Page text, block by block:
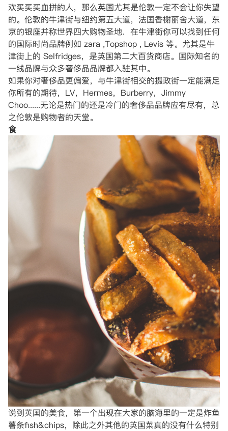
欢买买买血拼的人，那么英国尤其是伦敦一定不会让你失望
的。伦敦的牛津街与纽约第五大道，法国香榭丽舍大道，东
京的银座并称世界四大购物圣地．在牛津街你可以找到任何
的国际时尚品牌例如 zara ,Topshop , Levis 等。尤其是牛
津街上的 Selfridges，是英国第二大百货商店。国际知名的
一线品牌与众多奢侈品品牌都入驻其中。
如果你对奢侈品更偏爱，与牛津街相交的摄政街一定能满足
你所有的期待，LV，Hermes，Burberry，Jimmy
Choo......无论是热门的还是冷门的奢侈品品牌应有尽有，总
之伦敦是购物者的天堂。
食
说到英国的美食，第一个出现在大家的脑海里的一定是炸鱼
薯条fish&chips，除此之外其他的英国菜真的没有什么特别